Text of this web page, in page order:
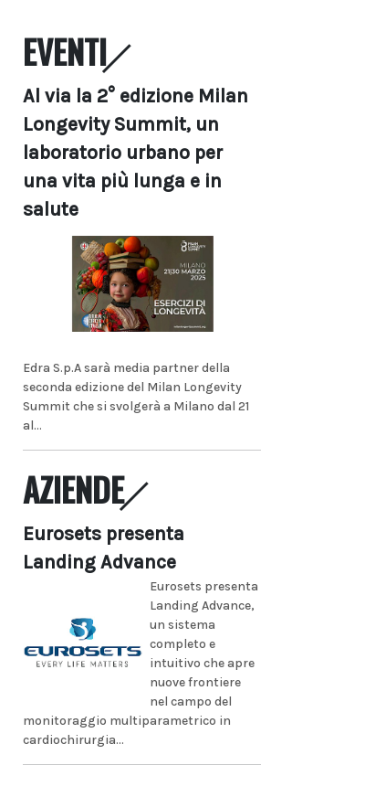
EVENTI
Al via la 2° edizione Milan
Longevity Summit, un
laboratorio urbano per
una vita più lunga e in
salute
Edra S.p.A sarà media partner della
seconda edizione del Milan Longevity
Summit che si svolgerà a Milano dal 21
al...
AZIENDE
Eurosets presenta
Landing Advance
Eurosets presenta
Landing Advance,
un sistema
completo e
intuitivo che apre
nuove frontiere
nel campo del
monitoraggio multiparametrico in
cardiochirurgia...